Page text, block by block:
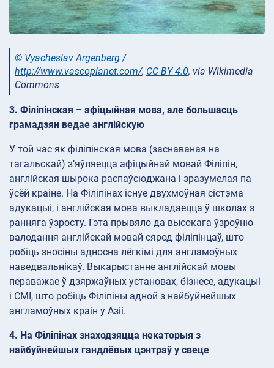
© Vyacheslav Argenberg /
http://www.vascoplanet.com/, CC BY 4.0, via Wikimedia
Commons
3. Філіпінская – афіцыйная мова, але большасць
грамадзян ведае англійскую
У той час як філіпінская мова (заснаваная на
тагальскай) з’яўляецца афіцыйнай мовай Філіпін,
англійская шырока распаўсюджана і зразумелая па
ўсёй краіне. На Філіпінах існуе двухмоўная сістэма
адукацыі, і англійская мова выкладаецца ў школах з
ранняга ўзросту. Гэта прывяло да высокага ўзроўню
валодання англійскай мовай сярод філіпінцаў, што
робіць зносіны адносна лёгкімі для англамоўных
наведвальнікаў. Выкарыстанне англійскай мовы
пераважае ў дзяржаўных установах, бізнесе, адукацыі
і СМІ, што робіць Філіпіны адной з найбуйнейшых
англамоўных краін у Азіі.
4. На Філіпінах знаходзяцца некаторыя з
найбуйнейшых гандлёвых цэнтраў у свеце